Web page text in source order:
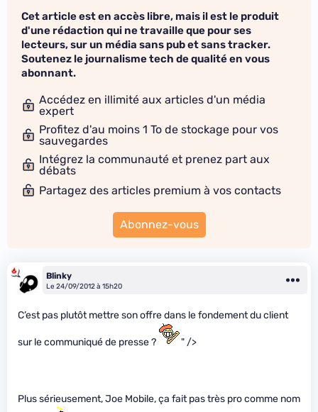
Cet article est en accès libre, mais il est le produit
d'une rédaction qui ne travaille que pour ses
lecteurs, sur un média sans pub et sans tracker.
Soutenez le journalisme tech de qualité en vous
abonnant.
Accédez en illimité aux articles d'un média
expert
Profitez d'au moins 1 To de stockage pour vos
sauvegardes
Intégrez la communauté et prenez part aux
débats
Partagez des articles premium à vos contacts
Abonnez-vous
Blinky
Le 24/09/2012 à 15h20
C’est pas plutôt mettre son offre dans le fondement du client
sur le communiqué de presse ? " />
Plus sérieusement, Joe Mobile, ça fait pas très pro comme nom